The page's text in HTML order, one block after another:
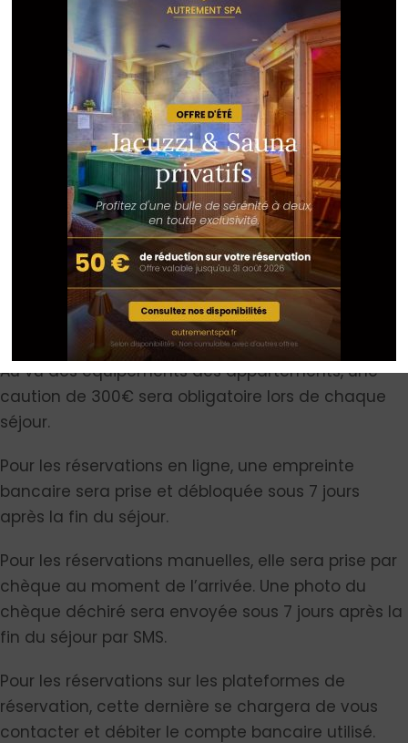
l’appartement, de la même manière que lors de
l’arrivée, et à ne pas partir avec. AUCUN DOUBLE DES
CLES N’EST AUTORISE.
• A nettoyer et ranger la vaisselle
• A laisser l’appartement propre et libre de tous
• A fermer tous les robinets, fenêtres et éteindre les
A défaut, le locataire est informé du fait que
l’intervention « ménage » sera facturée et déduite
du montant de la caution.
ARTICLE 10 : CAUTION
Au vu des équipements des appartements, une
caution de 300€ sera obligatoire lors de chaque
séjour.
Pour les réservations en ligne, une empreinte
bancaire sera prise et débloquée sous 7 jours
après la fin du séjour.
Pour les réservations manuelles, elle sera prise par
chèque au moment de l’arrivée. Une photo du
chèque déchiré sera envoyée sous 7 jours après la
fin du séjour par SMS.
Pour les réservations sur les plateformes de
réservation, cette dernière se chargera de vous
contacter et débiter le compte bancaire utilisé.